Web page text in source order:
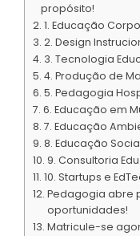
propósito!
1. Educação
2. Design
3. Tecnologia
4. Produção de
5. Pedagogia
6. Educação em
7. Educação
8. Educação
9. Consultoria
10. Startups e
Pedagogia abre
oportunidades!
Matricule-se